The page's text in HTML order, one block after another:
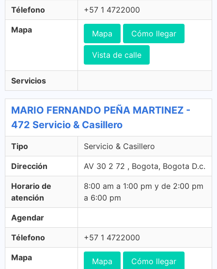
Télefono +57 1 4722000
Mapa Mapa Cómo llegar
Vista de calle
Servicios
MARIO FERNANDO PEÑA MARTINEZ -
472 Servicio & Casillero
Tipo Servicio & Casillero
Dirección AV 30 2 72 , Bogota, Bogota D.c.
Horario de
atención
8:00 am a 1:00 pm y de 2:00 pm
a 6:00 pm
Agendar
Télefono +57 1 4722000
Mapa Mapa Cómo llegar